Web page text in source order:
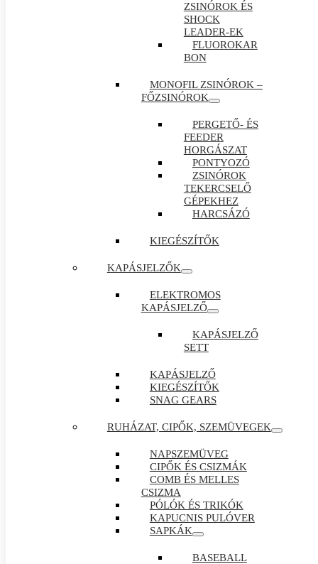
ZSINÓROK ÉS
SHOCK
LEADER-EK
FLUOROKAR
BON
MONOFIL ZSINÓROK –
FŐZSINÓROK
PERGETŐ- ÉS
FEEDER
HORGÁSZAT
PONTYOZÓ
ZSINÓROK
TEKERCSELŐ
GÉPEKHEZ
HARCSÁZÓ
KIEGÉSZÍTŐK
KAPÁSJELZŐK
ELEKTROMOS
KAPÁSJELZŐ
KAPÁSJELZŐ
SETT
KAPÁSJELZŐ
KIEGÉSZÍTŐK
SNAG GEARS
RUHÁZAT, CIPŐK, SZEMÜVEGEK
NAPSZEMÜVEG
CIPŐK ÉS CSIZMÁK
COMB ÉS MELLES
CSIZMA
PÓLÓK ÉS TRIKÓK
KAPUCNIS PULÓVER
SAPKÁK
BASEBALL